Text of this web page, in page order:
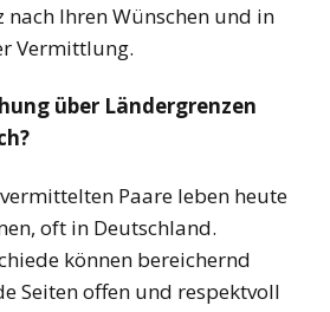
nach Ihren Wünschen und in
Vermittlung.
über Ländergrenzen
Paare leben heute
oft in Deutschland.
können bereichernd
Seiten offen und respektvoll